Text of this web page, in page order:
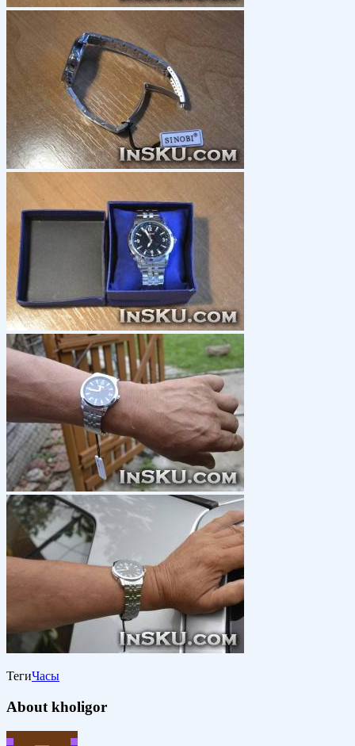
ТегиЧасы
About kholigor